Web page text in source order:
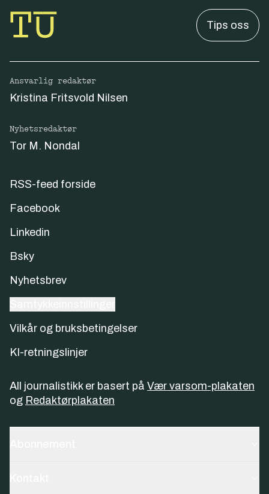
Tips oss
Ansvarlig redaktør
Kristina Fritsvold Nilsen
Nyhetsredaktør
Tor M. Nondal
RSS-feed forside
Facebook
Linkedin
Bsky
Nyhetsbrev
Vilkår og bruksbetingelser
KI-retningslinjer
All journalistikk er basert på Vær varsom-plakaten
og Redaktørplakaten